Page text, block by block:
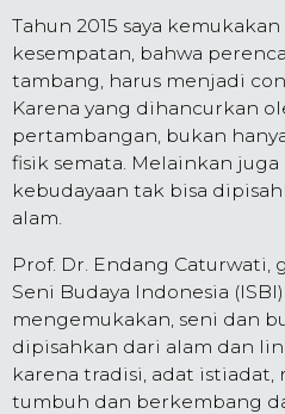
Tahun 2015 saya
kesempatan, bahwa
tambang, harus menjadi
Karena yang dihancurkan
pertambangan, bukan
fisik semata. Melainkan juga
kebudayaan tak bisa
alam.
Prof. Dr. Endang Caturwati,
Seni Budaya Indonesia
mengemukakan, seni dan
dipisahkan dari alam dan
karena tradisi, adat istiadat,
tumbuh dan berkembang